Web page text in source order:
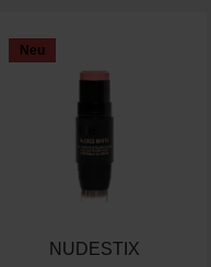
Neu
NUDESTIX